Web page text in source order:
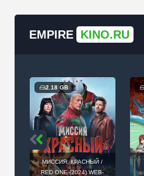
EMPIRE KINO.RU
2.18 GB
МИССИЯ: КРАСНЫЙ /
RED ONE (2024) WEB-